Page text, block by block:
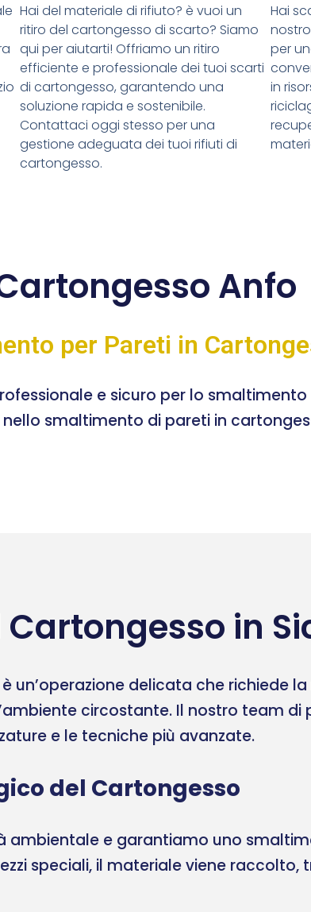
Hai del materiale di rifiuto? è vuoi un
ritiro del cartongesso di scarto? Siamo
qui per aiutarti! Offriamo un ritiro
efficiente e professionale dei tuoi scarti
di cartongesso, garantendo una
soluzione rapida e sostenibile.
Contattaci oggi stesso per una
gestione adeguata dei tuoi rifiuti di
cartongesso.
Hai
per
in
Anfo
per Pareti in
e sicuro per lo
smaltimento di pareti in
in
un’operazione delicata che richiede
circostante. Il nostro team
e le tecniche più avanzate.
del Cartongesso
ambientale e garantiamo uno
speciali, il materiale viene